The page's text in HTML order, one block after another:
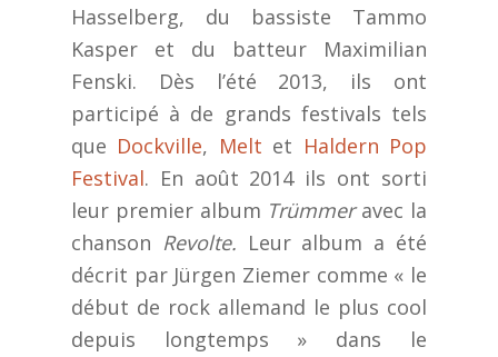
Hasselberg, du bassiste Tammo
Kasper et du batteur Maximilian
Fenski. Dès l’été 2013, ils ont
participé à de grands festivals tels
que Dockville, Melt et Haldern Pop
Festival. En août 2014 ils ont sorti
leur premier album Trümmeravec la
chanson Revolte. Leur album a été
décrit par Jürgen Ziemer comme « le
début de rock allemand le plus cool
depuis longtemps »
dans le